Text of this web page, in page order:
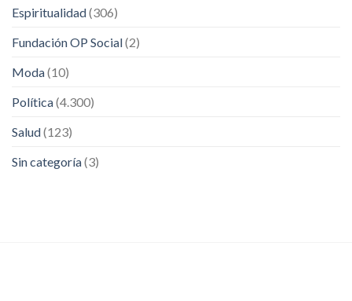
Espiritualidad(306)
Fundación OP Social(2)
Moda(10)
Política(4.300)
Salud(123)
Sin categoría(3)